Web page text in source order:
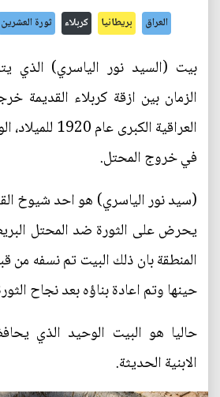
العراق بريطانيا كربلاء ثورة العشرين
بيت (السيد نور الياسري)
الزمان بين ازقة كربلاء القديمة
العراقية الكبرى
في خروج المحتل.
(سيد نور الياسري) هو احد شيوخ
يحرض على الثورة ضد المحتل
المنطقة بان ذلك البيت تم نسفه من
حينها وتم اعادة بناؤه بعد نجاح
حاليا هو البيت الوحيد الذي
الابنية الحديثة.